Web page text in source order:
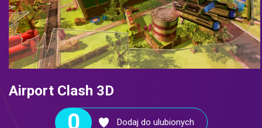
Airport Clash 3D
0 Dodaj do ulubionych